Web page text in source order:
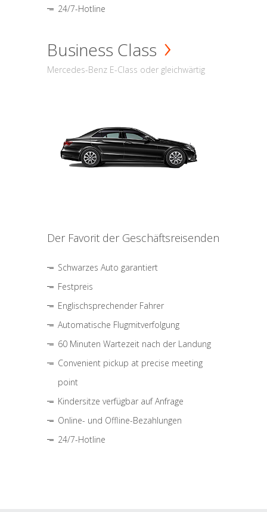
24/7-Hotline
Business Class
Mercedes-Benz E-Class oder gleichwärtig
Der Favorit der Geschäftsreisenden
Schwarzes Auto garantiert
Festpreis
Englischsprechender Fahrer
Automatische Flugmitverfolgung
60 Minuten Wartezeit nach der Landung
Convenient pickup at precise meeting
point
Kindersitze verfügbar auf Anfrage
Online- und Offline-Bezahlungen
24/7-Hotline